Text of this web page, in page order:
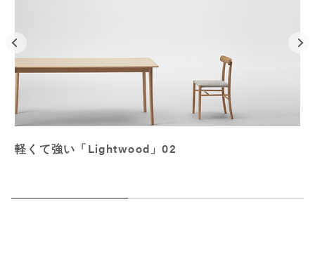
軽くて強い「Lightwood」02